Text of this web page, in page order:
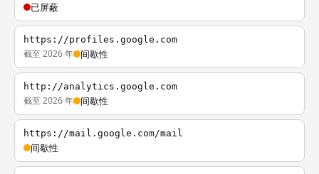
已屏蔽
https://profiles.google.com
截至 2026 年 间歇性
http://analytics.google.com
截至 2026 年 间歇性
https://mail.google.com/mail
间歇性